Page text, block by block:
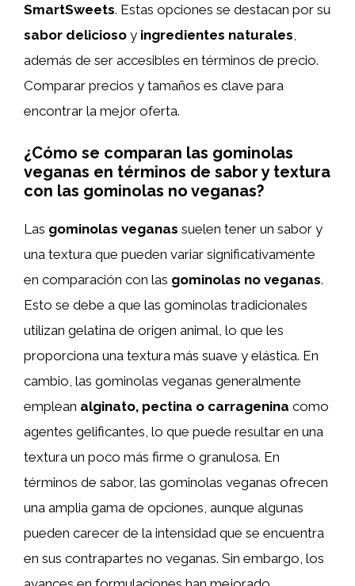
SmartSweets. Estas opciones se destacan por su
sabor delicioso y ingredientes naturales
además de ser accesibles en términos de precio.
Comparar precios y tamaños es clave para
encontrar la mejor oferta.
¿Cómo se comparan las gominolas
veganas en términos de sabor y textura
con las gominolas no veganas?
Las gominolas veganas suelen tener un sabor y
una textura que pueden variar significativamente
en comparación con las gominolas no veganas.
Esto se debe a que las gominolas tradicionales
utilizan gelatina de origen animal, lo que les
proporciona una textura más suave y elástica. En
cambio, las gominolas veganas generalmente
emplean alginato, pectina o carragenina como
agentes gelificantes, lo que puede resultar en una
textura un poco más firme o granulosa. En
términos de sabor, las gominolas veganas ofrecen
una amplia gama de opciones, aunque algunas
pueden carecer de la intensidad que se encuentra
en sus contrapartes no veganas. Sin embargo, los